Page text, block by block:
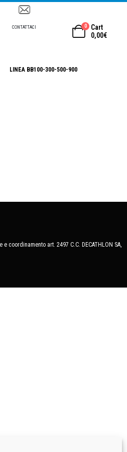
CONTATTACI 0
Cart
0,00€
LINEA BB100-300-500-900
coordinamento art. 2497 C.C. DECATHLON SA,